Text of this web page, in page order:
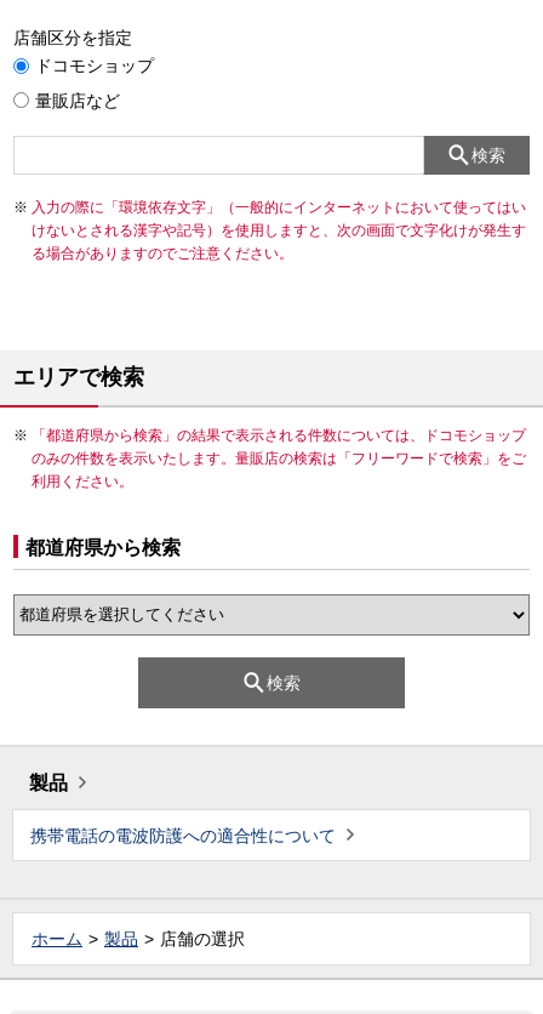
店舗区分を指定
ドコモショップ
量販店など
検索
入力の際に「環境依存文字」（一般的にインターネットにおいて使ってはい
けないとされる漢字や記号）を使用しますと、次の画面で文字化けが発生す
る場合がありますのでご注意ください。
エリアで検索
「都道府県から検索」の結果で表示される件数については、ドコモショップ
のみの件数を表示いたします。量販店の検索は「フリーワードで検索」をご
利用ください。
都道府県から検索
検索
製品
携帯電話の電波防護への適合性について
ホーム 製品 店舗の選択